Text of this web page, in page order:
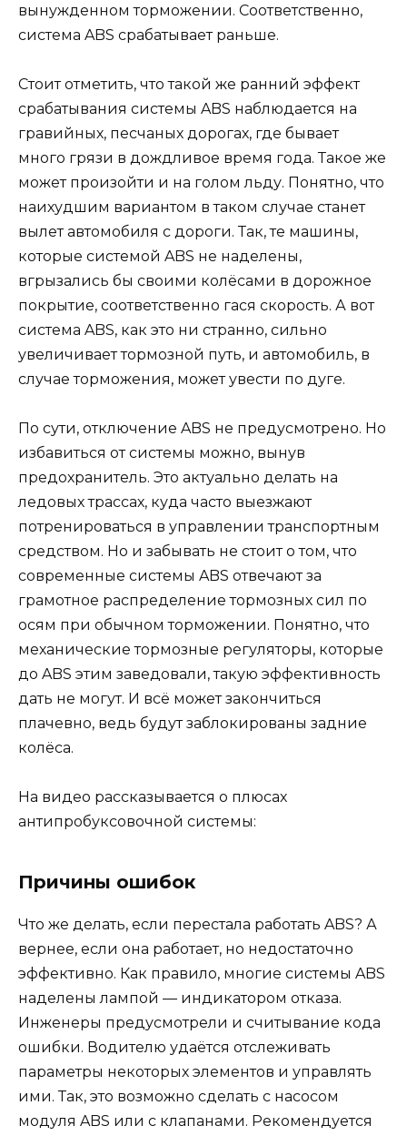
вынужденном торможении. Соответственно,
система ABS срабатывает раньше.
Стоит отметить, что такой же ранний эффект
срабатывания системы ABS наблюдается на
гравийных, песчаных дорогах, где бывает
много грязи в дождливое время года. Такое же
может произойти и на голом льду. Понятно, что
наихудшим вариантом в таком случае станет
вылет автомобиля с дороги. Так, те машины,
которые системой ABS не наделены,
вгрызались бы своими колёсами в дорожное
покрытие, соответственно гася скорость. А вот
система ABS, как это ни странно, сильно
увеличивает тормозной путь, и автомобиль, в
случае торможения, может увести по дуге.
По сути, отключение ABS не предусмотрено. Но
избавиться от системы можно, вынув
предохранитель. Это актуально делать на
ледовых трассах, куда часто выезжают
потренироваться в управлении транспортным
средством. Но и забывать не стоит о том, что
современные системы ABS отвечают за
грамотное распределение тормозных сил по
осям при обычном торможении. Понятно, что
механические тормозные регуляторы, которые
до ABS этим заведовали, такую эффективность
дать не могут. И всё может закончиться
плачевно, ведь будут заблокированы задние
колёса.
На видео рассказывается о плюсах
антипробуксовочной системы:
Причины ошибок
Что же делать, если перестала работать ABS? А
вернее, если она работает, но недостаточно
эффективно. Как правило, многие системы ABS
наделены лампой — индикатором отказа.
Инженеры предусмотрели и считывание кода
ошибки. Водителю удаётся отслеживать
параметры некоторых элементов и управлять
ими. Так, это возможно сделать с насосом
модуля ABS или с клапанами. Рекомендуется